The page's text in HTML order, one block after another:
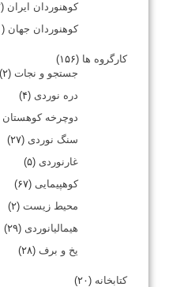
کوهنوردان ایران (۲)
کوهنوردان جهان (۱)
کارگروه ها (۱۵۶)
جستجو و نجات (۲)
دره نوردی (۴)
دوچرخه کوهستان
سنگ نوردی (۲۷)
غارنوردی (۵)
کوهپیمایی (۶۷)
محیط زیست (۲)
هیمالیانوردی (۲۹)
یخ و برف (۲۸)
کتابخانه (۲۰)